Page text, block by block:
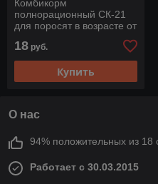
Комбикорм
полнорационный СК-21
для поросят в возрасте от
18 руб.
Купить
О нас
94% положительных из 18
Работает с 30.03.2015